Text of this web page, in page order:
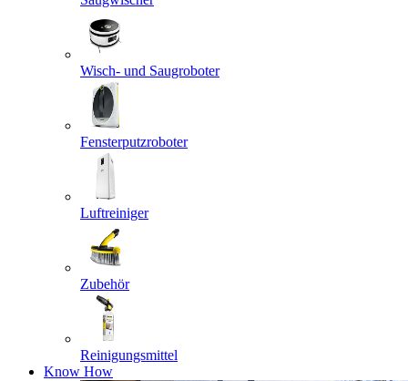
Wisch- und Saugroboter
Fensterputzroboter
Luftreiniger
Zubehör
Reinigungsmittel
Know How